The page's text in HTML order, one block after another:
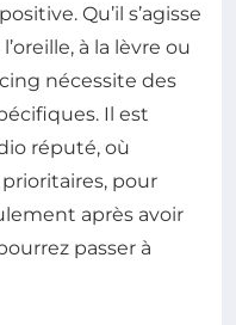
Qu’il s’agisse
l’oreille, à la lèvre ou
nécessite des
Il est
réputé, où
pour
après avoir
passer à